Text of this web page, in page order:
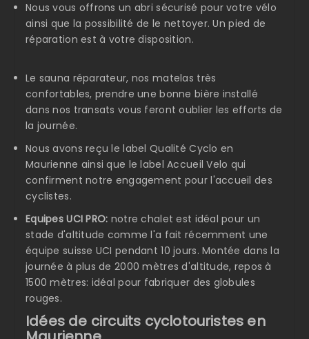
Nous vous offrons un abri sécurisé pour votre vélo
ainsi que la possibilité de le nettoyer. Un pied de
réparation est à votre disposition.
Le sauna réparateur, nos matelas très
confortables, prendre une bonne bière installé
dans nos transats vous feront oublier les efforts de
la journée.
Nous avons reçu le label Qualité Cyclo en
Maurienne ainsi que le label Accueil Velo qui
confirment notre engagement pour l'accueil des
cyclistes.
Equipes UCI PRO: notre chalet est idéal pour un
stade d'altitude comme l'a fait récemment une
équipe suisse UCI pendant 10 jours. Montée dans la
journée à plus de 2000 mètres d'altitude, repos à
1500 mètres: idéal pour fabriquer des globules
rouges.
Idées de circuits cyclotouristes en